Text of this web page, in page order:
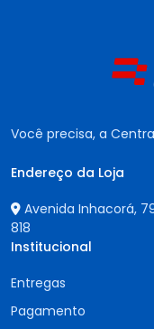
Você precisa, a
Endereço da Loja
Avenida Inhacorá,
818
Institucional
Entregas
Pagamento